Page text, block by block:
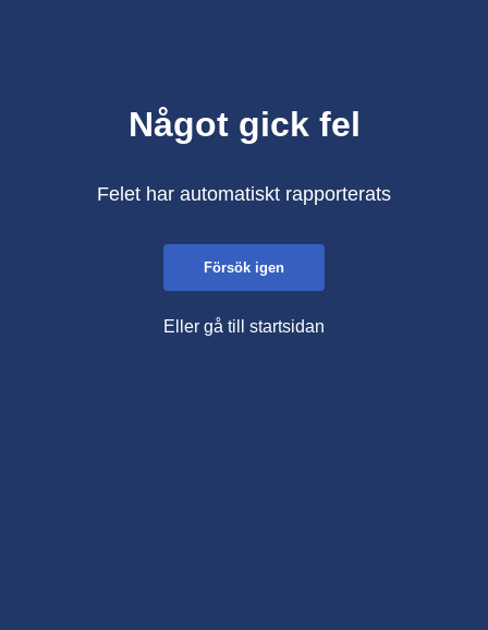
Något gick fel
Felet har automatiskt rapporterats
Försök igen
Eller gå till startsidan